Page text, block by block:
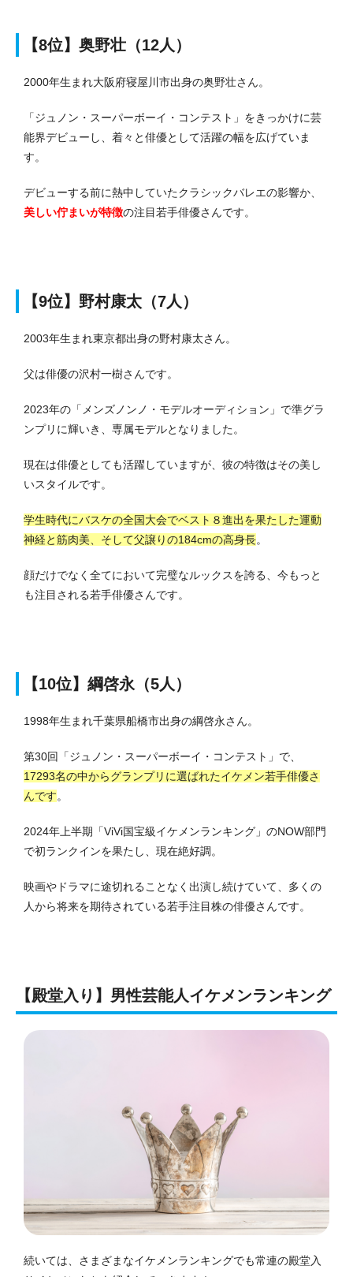
【8位】奥野壮（12人）
2000年生まれ大阪府寝屋川市出身の奥野壮さん。
「ジュノン・スーパーボーイ・コンテスト」をきっかけに芸
能界デビューし、着々と俳優として活躍の幅を広げていま
す。
デビューする前に熱中していたクラシックバレエの影響か、
美しい佇まいが特徴の注目若手俳優さんです。
【9位】野村康太（7人）
2003年生まれ東京都出身の野村康太さん。
父は俳優の沢村一樹さんです。
2023年の「メンズノンノ・モデルオーディション」で準グラ
ンプリに輝いき、専属モデルとなりました。
現在は俳優としても活躍していますが、彼の特徴はその美し
いスタイルです。
学生時代にバスケの全国大会でベスト８進出を果たした運動
神経と筋肉美、 そして父譲りの184cmの高身長。
顔だけでなく全てにおいて完璧なルックスを誇る、今もっと
も注目される若手俳優さんです。
【10位】綱啓永（5人）
1998年生まれ千葉県船橋市出身の綱啓永さん。
第30回「ジュノン・スーパーボーイ・コンテスト」で、
17293名の中からグランプリに選ばれたイケメン若手俳優さ
んです。
2024年上半期「ViVi国宝級イケメンランキング」のNOW部門
で初ランクインを果たし、現在絶好調。
映画やドラマに途切れることなく出演し続けていて、多くの
人から将来を期待されている若手注目株の俳優さんです。
【殿堂入り】男性芸能人イケメンランキング
続いては、さまざまなイケメンランキングでも常連の殿堂入